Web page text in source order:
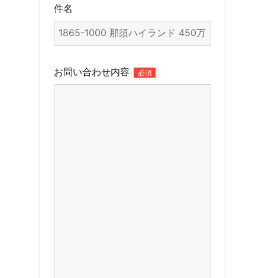
件名
お問い合わせ内容 必須